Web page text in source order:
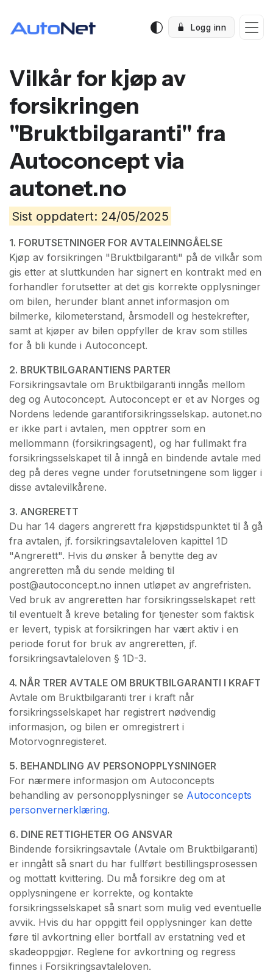
Logg inn
Vilkår for kjøp av
forsikringen
"Bruktbilgaranti" fra
Autoconcept via
autonet.no
Sist oppdatert: 24/05/2025
1. FORUTSETNINGER FOR AVTALEINNGÅELSE
Kjøp av forsikringen "Bruktbilgaranti" på de vilkår som
gis etter at sluttkunden har signert en kontrakt med en
forhandler forutsetter at det gis korrekte opplysninger
om bilen, herunder blant annet informasjon om
bilmerke, kilometerstand, årsmodell og hestekrefter,
samt at kjøper av bilen oppfyller de krav som stilles
for å bli kunde i Autoconcept.
2. BRUKTBILGARANTIENS PARTER
Forsikringsavtale om Bruktbilgaranti inngås mellom
deg og Autoconcept. Autoconcept er et av Norges og
Nordens ledende garantiforsikringsselskap. autonet.no
er ikke part i avtalen, men opptrer som en
mellommann (forsikringsagent), og har fullmakt fra
forsikringsselskapet til å inngå en bindende avtale med
deg på deres vegne under forutsetningene som ligger i
disse avtalevilkårene.
3. ANGRERETT
Du har 14 dagers angrerett fra kjøpstidspunktet til å gå
fra avtalen, jf. forsikringsavtaleloven kapittel 1D
"Angrerett". Hvis du ønsker å benytte deg av
angreretten må du sende melding til
post@autoconcept.no innen utløpet av angrefristen.
Ved bruk av angreretten har forsikringsselskapet rett
til eventuelt å kreve betaling for tjenester som faktisk
er levert, typisk at forsikringen har vært aktiv i en
periode forut for bruk av angreretten, jf.
forsikringsavtaleloven § 1D-3.
4. NÅR TRER AVTALE OM BRUKTBILGARANTI I KRAFT
Avtale om Bruktbilgaranti trer i kraft når
forsikringsselskapet har registrert nødvendig
informasjon, og bilen er omregistrert i
Motorvognregisteret.
5. BEHANDLING AV PERSONOPPLYSNINGER
For nærmere informasjon om Autoconcepts
behandling av personopplysninger se Autoconcepts
personvernerklæring.
6. DINE RETTIGHETER OG ANSVAR
Bindende forsikringsavtale (Avtale om Bruktbilgaranti)
er inngått så snart du har fullført bestillingsprosessen
og mottatt kvittering. Du må forsikre deg om at
opplysningene er korrekte, og kontakte
forsikringsselskapet så snart som mulig ved eventuelle
avvik. Hvis du har oppgitt feil opplysninger kan dette
føre til avkortning eller bortfall av erstatning ved et
skadeoppgjør. Reglene for avkortning og regress
finnes i Forsikringsavtaleloven.